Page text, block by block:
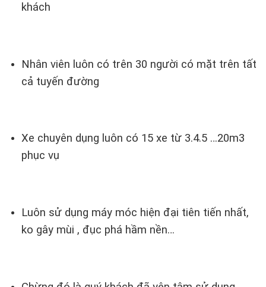
khách
Nhân viên luôn có trên 30 người có mặt trên tất
cả tuyến đường
Xe chuyên dụng luôn có 15 xe từ 3.4.5 …20m3
phục vụ
Luôn sử dụng máy móc hiện đại tiên tiến nhất,
ko gây mùi , đục phá hầm nền…